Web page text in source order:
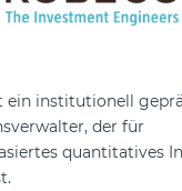
ein institutionell
der für
quantitatives